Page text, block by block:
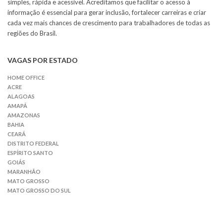
simples, rápida e acessível. Acreditamos que facilitar o acesso à
informação é essencial para gerar inclusão, fortalecer carreiras e criar
cada vez mais chances de crescimento para trabalhadores de todas as
regiões do Brasil.
VAGAS POR ESTADO
HOME OFFICE
ACRE
ALAGOAS
AMAPÁ
AMAZONAS
BAHIA
CEARÁ
DISTRITO FEDERAL
ESPÍRITO SANTO
GOIÁS
MARANHÃO
MATO GROSSO
MATO GROSSO DO SUL